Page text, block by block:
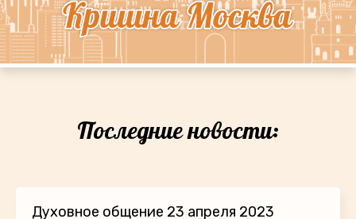
Последние новости:
Духовное общение 23 апреля 2023